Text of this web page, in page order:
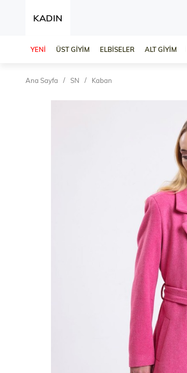
KADIN
YENİ ÜST GİYİM ELBİSELER ALT GİYİM
Ana Sayfa SN Kaban